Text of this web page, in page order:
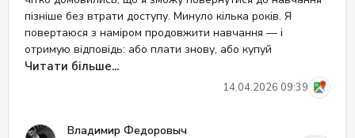
14.04.2026 09:39
пізніше без втрати доступу. Минуло кілька років. Я
повертаюся з наміром продовжити навчання — і
отримую відповідь: або плати знову, або купуй
додатковий час. Тобто всі попередні домовленості
просто “обнулились”? Серйозно? Це виглядає як
тим, що клієнт опинився у форс-мажорних обставинах, і
Читати більше...
Владимир Федоровыч